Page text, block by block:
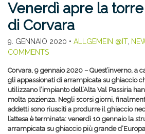
Venerdì apre la
di Corvara
9. GENNAIO 2020 • ALLGEMEIN @IT,
COMMENTS
Corvara, 9 gennaio 2020 – Quest’inverno, a
gli appassionati di arrampicata su ghiaccio
utilizzano l’impianto dell’Alta Val Passiria
molta pazienza. Negli scorsi giorni,
addetti sono riusciti a produrre il ghiaccio
l’attesa è terminata: venerdì 10 gennaio la
arrampicata su ghiaccio più grande